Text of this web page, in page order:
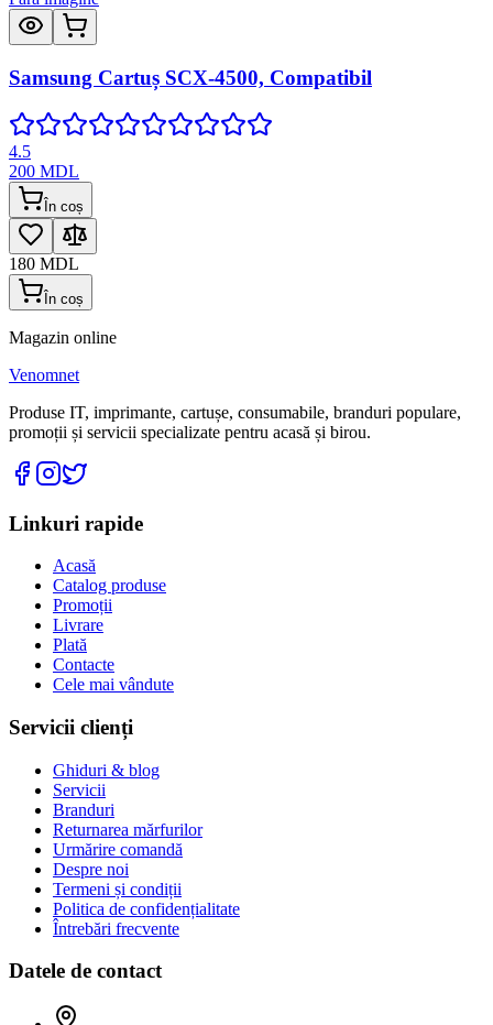
Samsung Cartuș SCX-4500, Compatibil
4.5
200 MDL
În coș
180 MDL
În coș
Magazin online
Venomnet
Produse IT, imprimante, cartușe, consumabile, branduri populare,
promoții și servicii specializate pentru acasă și birou.
Linkuri rapide
Acasă
Catalog produse
Promoții
Livrare
Plată
Contacte
Cele mai vândute
Servicii clienți
Ghiduri & blog
Servicii
Branduri
Returnarea mărfurilor
Urmărire comandă
Despre noi
Termeni și condiții
Politica de confidențialitate
Întrebări frecvente
Datele de contact